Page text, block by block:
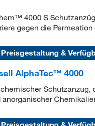
4000 S
gegen die
Preisgestaltung &
AlphaTec™ 4000
Schutzanzug,
anorganischer